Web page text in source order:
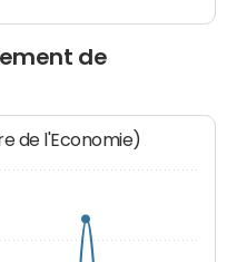
de
de l'Economie)